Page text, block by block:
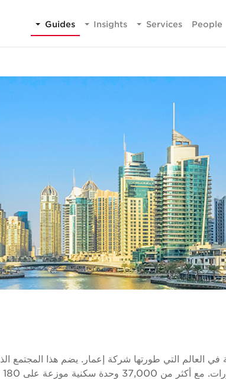
People
Services
Insights
Guides